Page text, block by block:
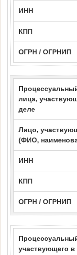
ИНН
КПП
ОГРН / ОГРНИП
лица,
деле
Лицо,
(ФИО,
ИНН
КПП
ОГРН / ОГРНИП
участвующего в